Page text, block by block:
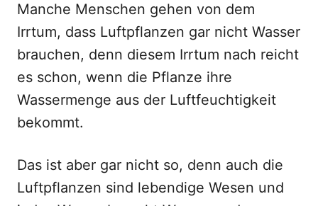
Manche Menschen gehen von dem
Irrtum, dass Luftpflanzen gar nicht Wasser
brauchen, denn diesem Irrtum nach reicht
es schon, wenn die Pflanze ihre
Wassermenge aus der Luftfeuchtigkeit
bekommt.
Das ist aber gar nicht so, denn auch die
Luftpflanzen sind lebendige Wesen und